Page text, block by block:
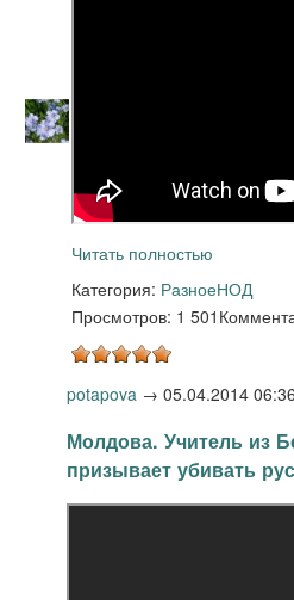
Читать полностью
Категория: РазноеНОД
Просмотров: 1 501
potapova → 05.04.2014 06:36
Молдова. Учитель из
призывает убивать